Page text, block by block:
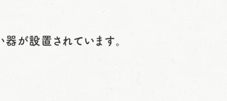
が設置されています。